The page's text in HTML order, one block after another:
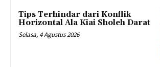
Tips Terhindar dari Konflik
Horizontal Ala Kiai Sholeh Darat
Selasa, 4 Agustus 2026